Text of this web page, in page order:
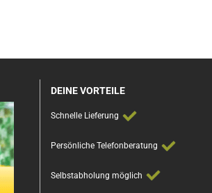
DEINE VORTEILE
Schnelle Lieferung
Persönliche Telefonberatung
Selbstabholung möglich